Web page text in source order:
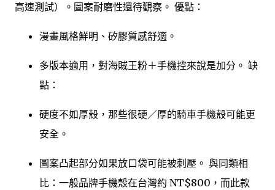
高速測試）。圖案耐磨性還待觀察。 優點：
漫畫風格鮮明、矽膠質感舒適。
多版本適用，對海賊王粉＋手機控來說是加分。 缺
點：
硬度不如厚殼，那些很硬／厚的騎車手機殼可能更
安全。
圖案凸起部分如果放口袋可能被刺壓。 與同類相
比：一般品牌手機殼在台灣約 NT$800，而此款